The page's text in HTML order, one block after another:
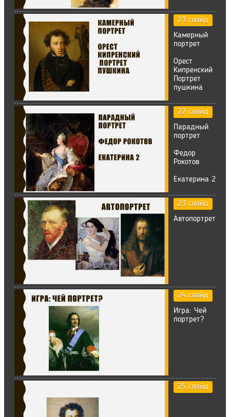
21 слайд
Камерный
портрет
Орест
Кипренский
Портрет
пушкина
22 слайд
Парадный
портрет
Федор
Рокотов
Екатерина 2
23 слайд
Автопортрет
24 слайд
Игра: Чей
портрет?
25 слайд